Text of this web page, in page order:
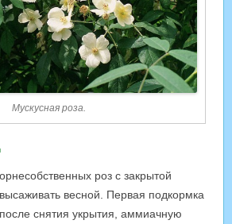
Мускусная роза.
роз с закрытой
весной. Первая подкормка
снятия укрытия, аммиачную